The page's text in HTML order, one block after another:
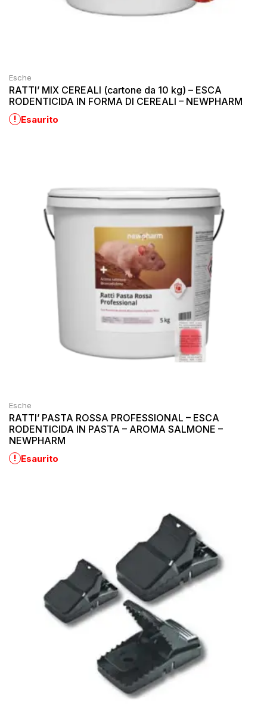
Esche
RATTI’ MIX CEREALI (cartone da 10 kg) – ESCA
RODENTICIDA IN FORMA DI CEREALI – NEWPHARM
! Esaurito
Esche
RATTI’ PASTA ROSSA PROFESSIONAL – ESCA
RODENTICIDA IN PASTA – AROMA SALMONE –
NEWPHARM
! Esaurito